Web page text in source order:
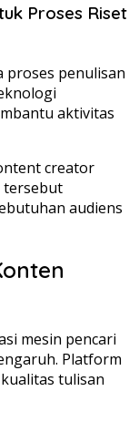
Proses Riset
proses penulisan
aktivitas
creator
tersebut
audiens
mesin pencari
Platform
tulisan